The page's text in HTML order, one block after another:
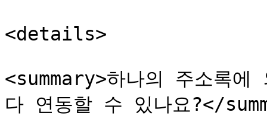
<details>
<summary>하나의 주소록
다 연동할 수 있나요?</